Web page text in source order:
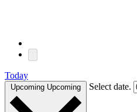
Today
Upcoming Upcoming Select date.